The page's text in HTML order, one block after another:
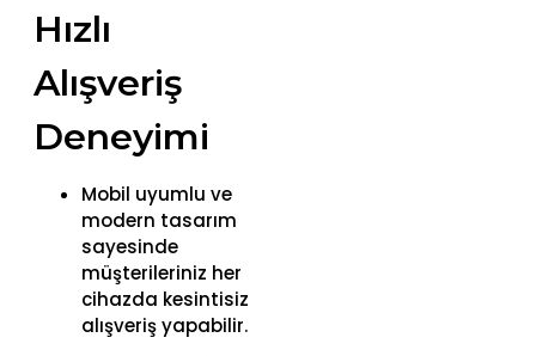
Hızlı
Alışveriş
Deneyimi
Mobil uyumlu ve
modern tasarım
sayesinde
müşterileriniz her
cihazda kesintisiz
alışveriş yapabilir.